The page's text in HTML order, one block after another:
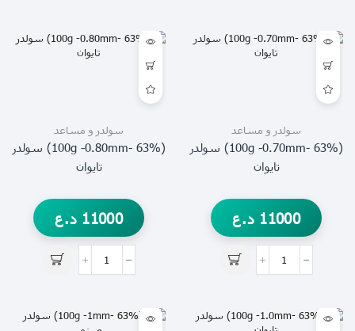
سولدر و مساعد
(63% -100g -0.70mm) سولدر
تايوان
11000 د.ع
سولدر و مساعد
(63% -100g -0.80mm) سولدر
تايوان
11000 د.ع